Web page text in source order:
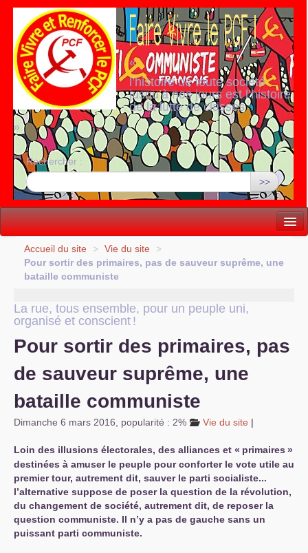
«
l’histoire de toute société
jusqu’à nos jours est l’histoire
de la lutte de classes
»
Rechercher :
>>
Vie politique
Lutter, Unir...
S’organiser
Comprendre...
Vie du site
Accueil du site > Vie du site
>
Pour sortir des primaires, pas de sauveur suprême, une
bataille communiste
La rue, tous ensemble, pour un peuple uni,
organisé et conscient !
Pour sortir des primaires, pas
de sauveur suprême, une
bataille communiste
Dimanche 6 mars 2016 popularité : 2% Vie du site |
Loin des illusions électorales, des alliances et « primaires »
destinées à amuser le peuple pour conforter le vote utile au
premier tour, autrement dit, sauver le parti socialiste...
l’alternative suppose de poser la question de la révolution,
du changement de société, autrement dit, de reposer la
question communiste. Il n’y a pas de gauche sans un
puissant parti communiste.